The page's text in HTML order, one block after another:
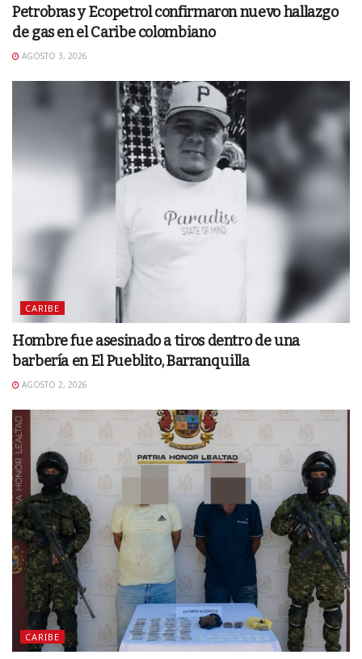
Petrobras y Ecopetrol confirmaron nuevo hallazgo
de gas en el Caribe colombiano
AGOSTO 3, 2026
CARIBE
Hombre fue asesinado a tiros dentro de una
barbería en El Pueblito, Barranquilla
AGOSTO 2, 2026
CARIBE